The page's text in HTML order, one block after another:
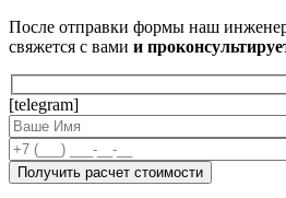
После отправки формы наш
свяжется с вами и
[telegram]